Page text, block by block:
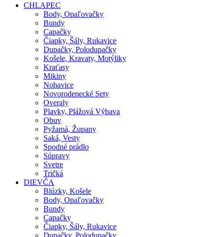
CHLAPEC
Body, Opaľovačky
Bundy
Capačky
Čiapky, Šály, Rukavice
Dupačky, Polodupačky
Košele, Kravaty, Motýliky
Kraťasy
Mikiny
Nohavice
Novorodenecké Sety
Overaly
Plavky, Plážová Výbava
Obuv
Pyžamá, Župany
Saká, Vesty
Spodné prádlo
Súpravy
Svetre
Tričká
DIEVČA
Blúzky, Košele
Body, Opaľovačky
Bundy
Capačky
Čiapky, Šály, Rukavice
Dupačky, Polodupačky